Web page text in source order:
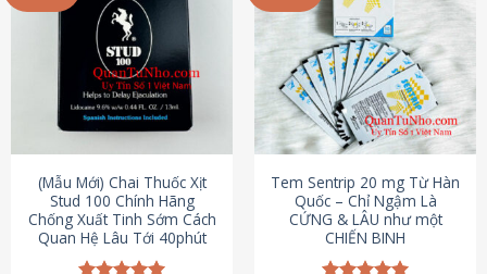
biến
thể.
Các
tùy
chọn
được
chọn
trên
trang
sản
biến
thể.
Các
tùy
chọn
có
thể
chọn
trên
trang
sản
(Mẫu Mới) Chai Thuốc Xịt
Stud 100 Chính Hãng
Chống Xuất Tinh Sớm Cách
Quan Hệ Lâu Tới 40phút
Tem Sentrip 20 mg Từ Hàn
Quốc – Chỉ Ngậm Là
CỨNG & LÂU như một
CHIẾN BINH